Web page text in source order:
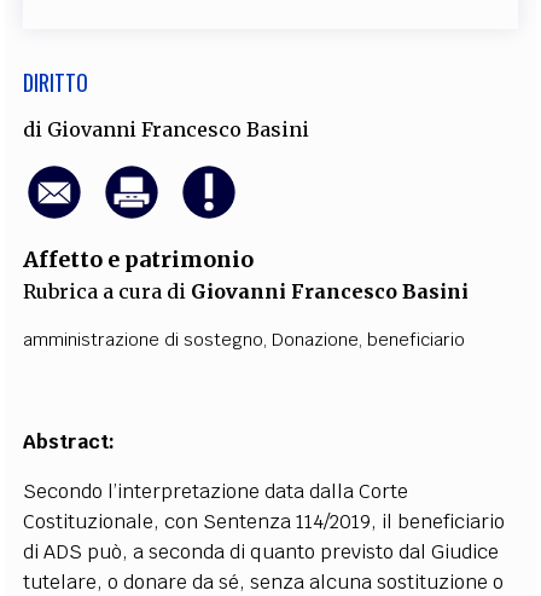
DIRITTO
di Giovanni Francesco Basini
Affetto e patrimonio
Rubrica a cura di Giovanni Francesco Basini
amministrazione di sostegno, Donazione,beneficiario
Abstract:
Secondo l’interpretazione data dalla Corte
Costituzionale, con Sentenza 114/2019, il beneficiario
di ADS può, a seconda di quanto previsto dal Giudice
tutelare, o donare da sé, senza alcuna sostituzione o